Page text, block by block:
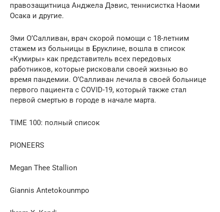
правозащитница Анджела Дэвис, теннисистка Наоми
Осака и другие.
Эми О’Салливан, врач скорой помощи с 18-летним
стажем из больницы в Бруклине, вошла в список
«Кумиры» как представитель всех передовых
работников, которые рисковали своей жизнью во
время пандемии. О’Салливан лечила в своей больнице
первого пациента с COVID-19, который также стал
первой смертью в городе в начале марта.
TIME 100: полный список
PIONEERS
Megan Thee Stallion
Giannis Antetokounmpo